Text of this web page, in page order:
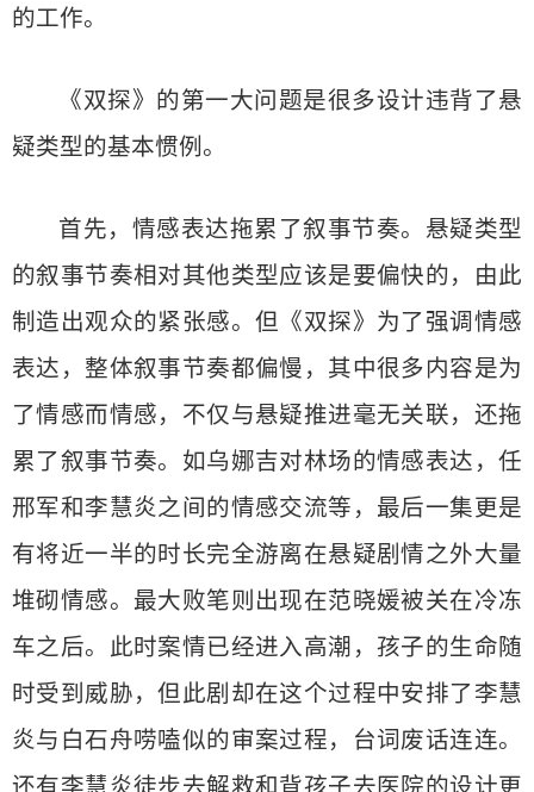
的工作。
《双探》的第一大问题是很多设计违背了悬
疑类型的基本惯例。
首先，情感表达拖累了叙事节奏。悬疑类型
的叙事节奏相对其他类型应该是要偏快的，由此
制造出观众的紧张感。但《双探》为了强调情感
表达，整体叙事节奏都偏慢，其中很多内容是为
了情感而情感，不仅与悬疑推进毫无关联，还拖
累了叙事节奏。如乌娜吉对林场的情感表达，任
邢军和李慧炎之间的情感交流等，最后一集更是
有将近一半的时长完全游离在悬疑剧情之外大量
堆砌情感。最大败笔则出现在范晓媛被关在冷冻
车之后。此时案情已经进入高潮，孩子的生命随
时受到威胁，但此剧却在这个过程中安排了李慧
炎与白石舟唠嗑似的审案过程，台词废话连连。
还有李慧炎徒步去解救和背孩子去医院的设计更